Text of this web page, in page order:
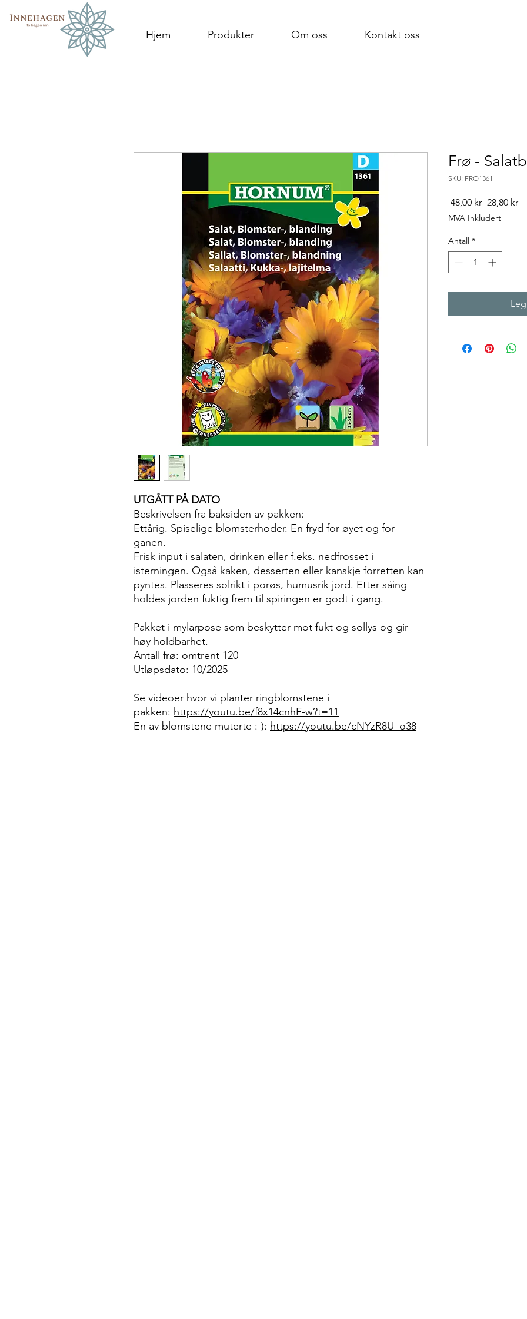
Hjem Produkter Om oss Kontakt oss
UTGÅTT PÅ DATO
Beskrivelsen fra baksiden av pakken:
Ettårig. Spiselige blomsterhoder. En fryd for øyet og for
ganen.
Frisk input i salaten, drinken eller f.eks. nedfrosset i
isterningen. Også kaken, desserten eller kanskje forretten kan
pyntes. Plasseres solrikt i porøs, humusrik jord. Etter såing
holdes jorden fuktig frem til spiringen er godt i gang.
Pakket i mylarpose som beskytter mot fukt og sollys og gir
høy holdbarhet.
Antall frø: omtrent 120
Utløpsdato: 10/2025
Se videoer hvor vi planter ringblomstene i
pakken: https://youtu.be/f8x14cnhF-w?t=11
En av blomstene muterte :-): https://youtu.be/cNYzR8U_o38
Frø -
SKU: FRO1361
48,00 kr Vanlig
pris
28,80 kr
MVA Inkludert
Antall *